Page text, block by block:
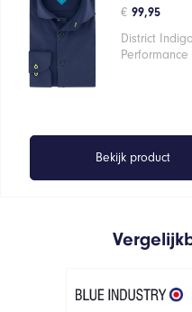
€ 99,95
District
Bekijk product